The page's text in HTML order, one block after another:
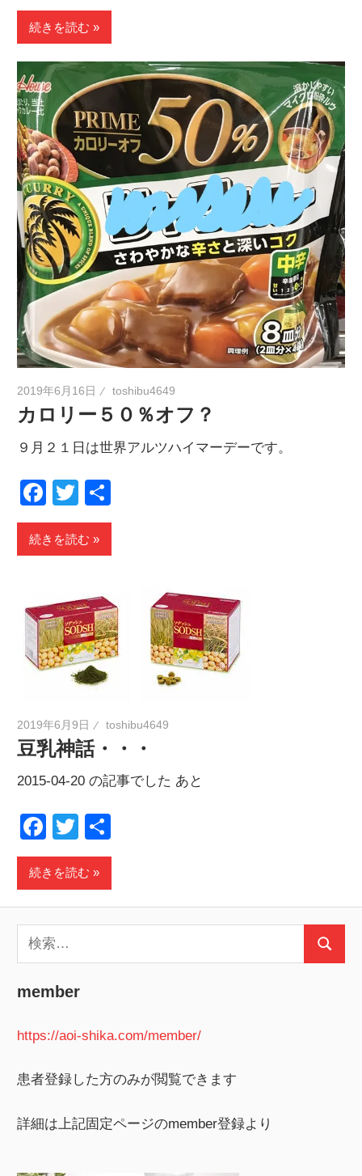
有
続きを読む
2019年6月16日 toshibu4649
カロリー５０％オフ？
９月２１日は世界アルツハイマーデーです。
Facebook
Twitter
有
続きを読む
2019年6月9日 toshibu4649
豆乳神話・・・
2015-04-20 の記事でした あと
Facebook
Twitter
有
続きを読む
索:
検
member
https://aoi-shika.com/member/
患者登録した方のみが閲覧できます
詳細は上記固定ページのmember登録より